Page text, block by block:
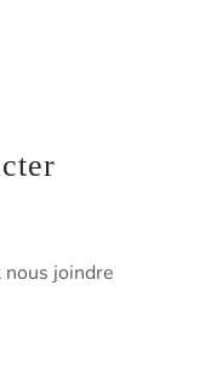
joindre